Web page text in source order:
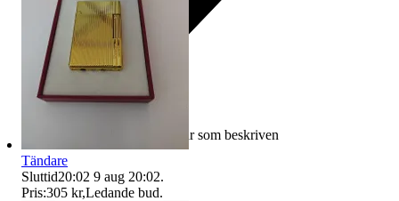
Ersättning om varan inte är som beskriven
Tändare
Sluttid20:02 9 aug 20:02.
Pris:305 kr,Ledande bud.